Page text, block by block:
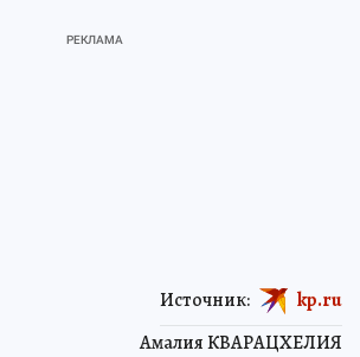
Амалия КВАРАЦХЕЛИЯ
Источник: kp.ru